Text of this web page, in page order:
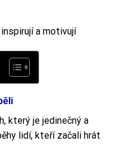
a motivují
který je jedinečný a
lidí, kteří začali hrát